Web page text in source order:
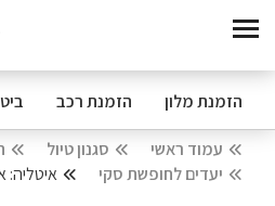
הזמנת מלון הזמנת רכב
עמוד ראשי סגנון טיול
יעדים לחופשת סקי
איטליה: